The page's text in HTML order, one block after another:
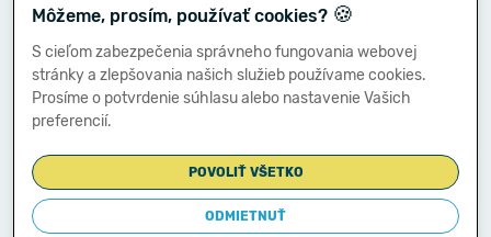
Faxové číslo:
-
E-mailová adresa:
-
Zostavená dňa:
29.06.2016
Môžeme, prosím, používať cookies? 🍪
S cieľom zabezpečenia správneho fungovania webovej
stránky a zlepšovania našich služieb používame cookies.
Prosíme o potvrdenie súhlasu alebo nastavenie Vašich
preferencií.
POVOLIŤ VŠETKO
ODMIETNUŤ